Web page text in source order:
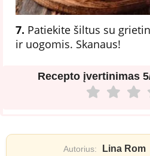
7. Patiekite šiltus su
ir uogomis. Skanaus!
Recepto įvertinimas
Autorius: Lina Rom